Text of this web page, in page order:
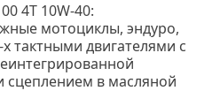
4T 10W-40:
мотоциклы, эндуро,
тактными двигателями с
сцеплением в масляной